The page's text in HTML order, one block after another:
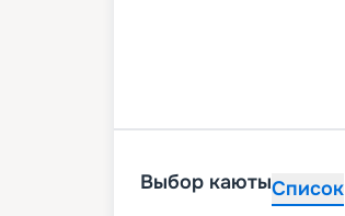
Выбор каютыСписок